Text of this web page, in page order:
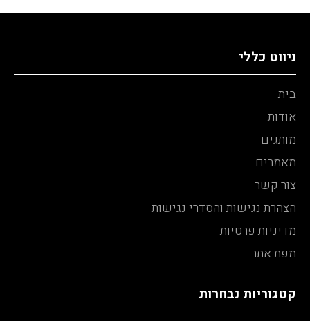
ניווט כללי
בית
אודות
מותגים
מאמרים
צור קשר
הצהרת נגישות והסדרי נגישות
מדיניות פרטיות
מפת אתר
קטגוריות נבחרות